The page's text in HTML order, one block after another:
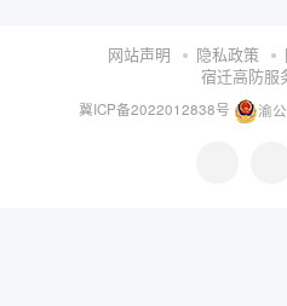
网站声明 隐私政策
宿迁高防服
冀ICP备2022012838号 渝